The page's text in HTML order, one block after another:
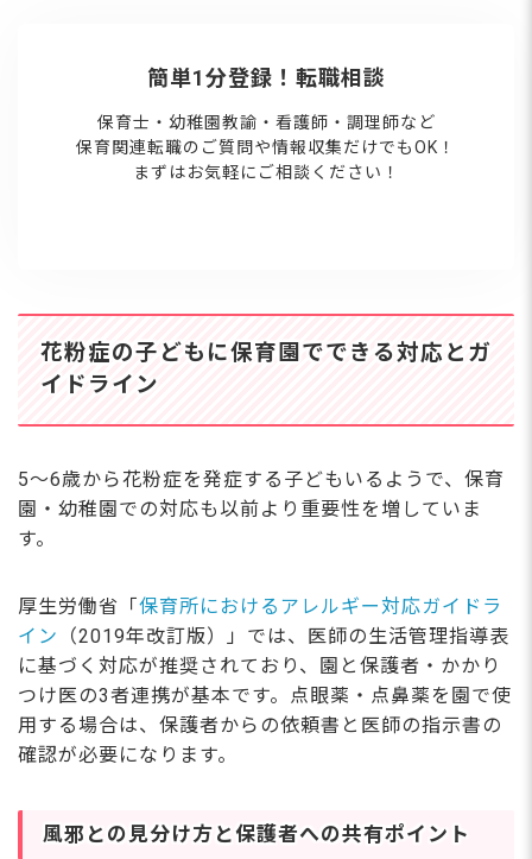
簡単1分登録！転職相談
保育士・幼稚園教諭・看護師・調理師など
保育関連転職のご質問や情報収集だけでもOK！
まずはお気軽にご相談ください！
花粉症の子どもに保育園でできる対応とガ
イドライン
5〜6歳から花粉症を発症する子どもいるようで、保育
園・幼稚園での対応も以前より重要性を増していま
す。
厚生労働省「保育所におけるアレルギー対応ガイドラ
イン
（2019年改訂版）」では、医師の生活管理指導表
に基づく対応が推奨されており、園と保護者・かかり
つけ医の3者連携が基本です。点眼薬・点鼻薬を園で使
用する場合は、保護者からの依頼書と医師の指示書の
確認が必要になります。
風邪との見分け方と保護者への共有ポイント